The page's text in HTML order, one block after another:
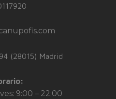
(28015) Madrid
9:00 – 22:00